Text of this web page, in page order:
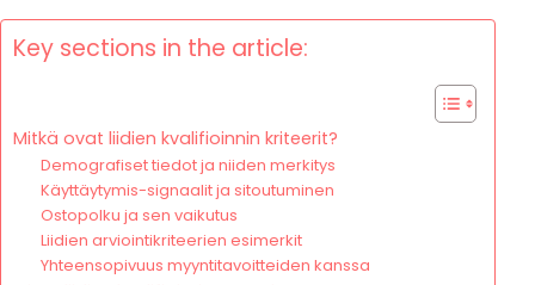
Key sections in the article:
Mitkä ovat liidien kvalifioinnin kriteerit?
Demografiset tiedot ja niiden merkitys
Käyttäytymis-signaalit ja sitoutuminen
Ostopolku ja sen vaikutus
Liidien arviointikriteerien esimerkit
Yhteensopivuus myyntitavoitteiden kanssa